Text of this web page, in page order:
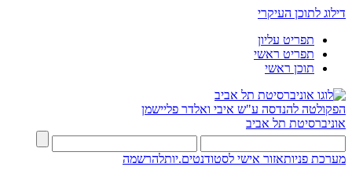
דילוג לתוכן העיקרי
תפריט עליון
תפריט ראשי
תוכן ראשי
הפקולטה להנדסה ע"ש איבי ואלדר פליישמן
אוניברסיטת תל אביב
מערכת פניותאזור אישי לסטודנטים.יותלהרשמה